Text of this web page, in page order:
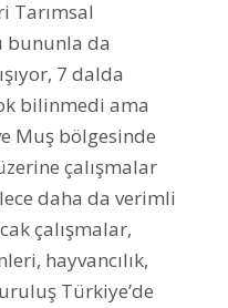
Tarımsal
bununla da
7 dalda
bilinmedi ama
Muş bölgesinde
çalışmalar
daha da verimli
çalışmalar,
hayvancılık,
Türkiye’de